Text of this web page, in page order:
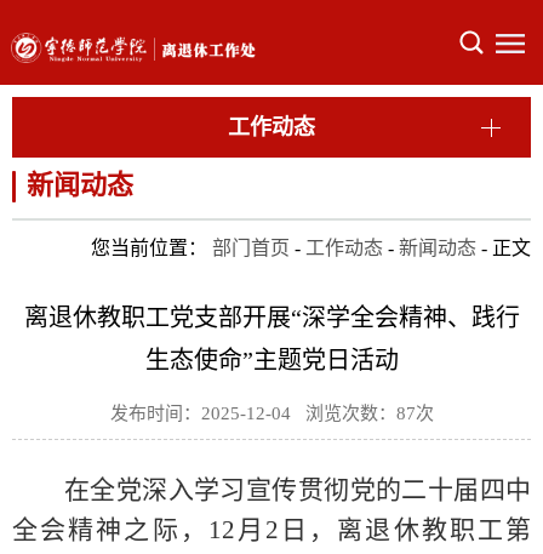
工作动态
新闻动态
您当前位置： 部门首页 - 工作动态 - 新闻动态 - 正文
离退休教职工党支部开展“深学全会精神、践行
生态使命”主题党日活动
发布时间：2025-12-04 浏览次数： 87次
在全党深入学习宣传贯彻党的二十届四中
全会精神之际， 12月2日，离退休教职工第